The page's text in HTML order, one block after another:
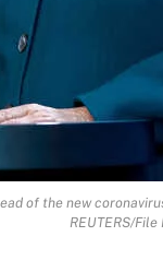
of the new
REUTERS/File